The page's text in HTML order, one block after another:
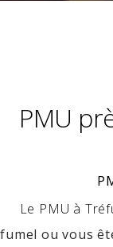
PMU
Le PMU à
ou vous